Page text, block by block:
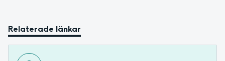
Relaterade länkar